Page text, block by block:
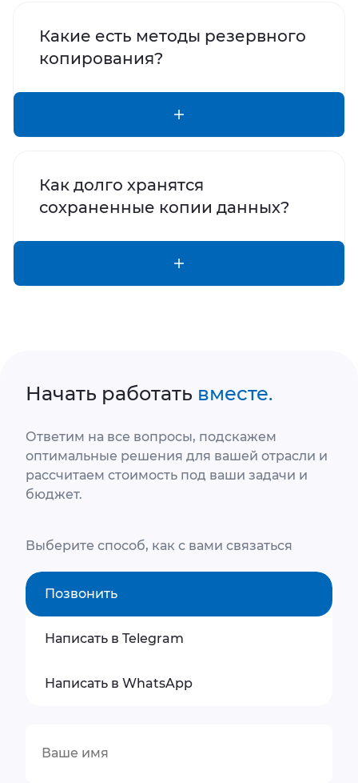
Какие есть методы резервного
копирования?
Как долго хранятся
сохраненные копии данных?
Начать работать вместе.
Ответим на все вопросы, подскажем
оптимальные решения для вашей отрасли и
рассчитаем стоимость под ваши задачи и
бюджет.
Выберите способ, как с вами связаться
Позвонить
Написать в Telegram
Написать в WhatsApp